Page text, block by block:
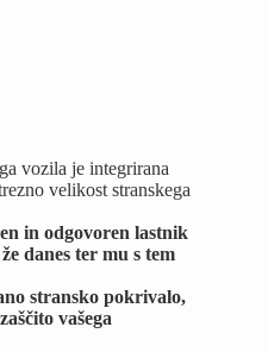
vozila je integrirana
velikost stranskega
in odgovoren lastnik
danes ter mu s tem
stransko pokrivalo,
vašega